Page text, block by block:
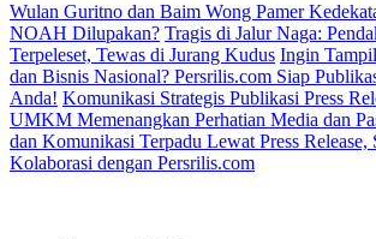
Wulan Guritno dan Baim Wong Pamer
NOAH Dilupakan? Tragis di Jalur Naga:
Terpeleset, Tewas di Jurang Kudus Ingin
dan Bisnis Nasional? Persrilis.com Siap
Anda! Komunikasi Strategis Publikasi Press
UMKM Memenangkan Perhatian Media dan
dan Komunikasi Terpadu Lewat Press Release,
Kolaborasi dengan Persrilis.com